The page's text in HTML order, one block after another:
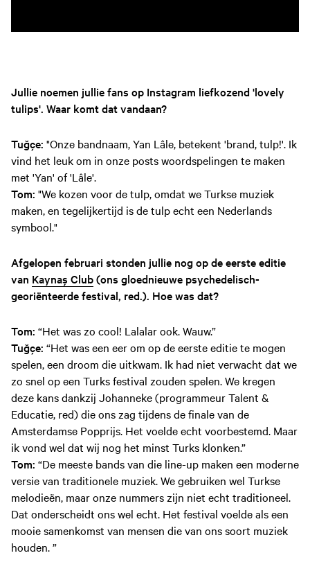
Jullie noemen jullie fans op Instagram liefkozend 'lovely
tulips'. Waar komt dat vandaan?
Tuğçe: "Onze bandnaam, Yan Lâle, betekent 'brand, tulp!'. Ik
vind het leuk om in onze posts woordspelingen te maken
met 'Yan' of 'Lâle'.
Tom: "We kozen voor de tulp, omdat we Turkse muziek
maken, en tegelijkertijd is de tulp echt een Nederlands
symbool."
Afgelopen februari stonden jullie nog op de eerste editie
van Kaynaş Club(ons gloednieuwe psychedelisch-
georiënteerde festival, red.). Hoe was dat?
Tom: “Het was zo cool! Lalalar ook. Wauw.”
Tuğçe: “Het was een eer om op de eerste editie te mogen
spelen, een droom die uitkwam. Ik had niet verwacht dat we
zo snel op een Turks festival zouden spelen. We kregen
deze kans dankzij Johanneke (programmeur Talent &
Educatie, red) die ons zag tijdens de finale van de
Amsterdamse Popprijs. Het voelde echt voorbestemd. Maar
ik vond wel dat wij nog het minst Turks klonken.”
Tom: “De meeste bands van die line-up maken een moderne
versie van traditionele muziek. We gebruiken wel Turkse
melodieën, maar onze nummers zijn niet echt traditioneel.
Dat onderscheidt ons wel echt. Het festival voelde als een
mooie samenkomst van mensen die van ons soort muziek
houden. ”